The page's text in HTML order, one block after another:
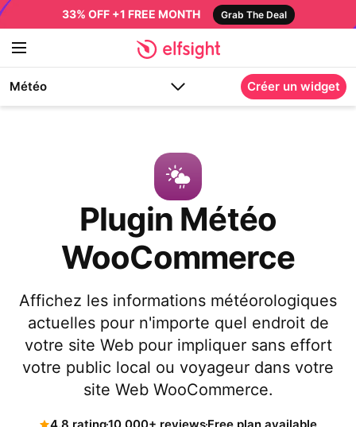
33% OFF +1 FREE MONTH Grab The Deal
Météo Créer un widget
Plugin Météo
WooCommerce
Affichez les informations météorologiques
actuelles pour n'importe quel endroit de
votre site Web pour impliquer sans effort
votre public local ou voyageur dans votre
site Web WooCommerce.